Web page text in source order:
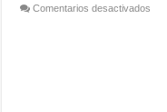
Comentarios desactivados